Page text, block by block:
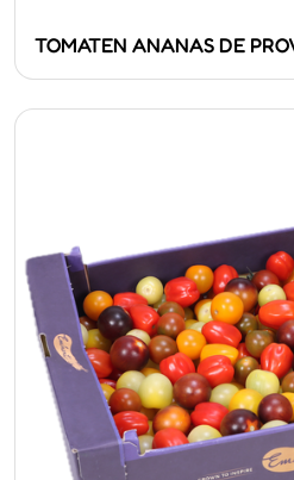
TOMATEN ANANAS DE